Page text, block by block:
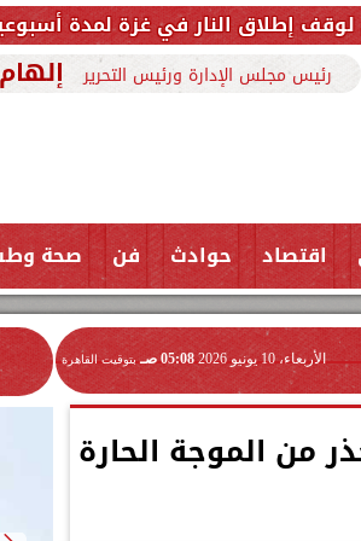
في غزة لمدة أسبوعين.. ونزع
رئيس مجلس الإدارة ورئيس التحرير
اقتصاد حوادث فن صحة
الأربعاء، 10 يونيو 2026 05:08 صـ بتوقيت القاهرة
من الموجة الحارة